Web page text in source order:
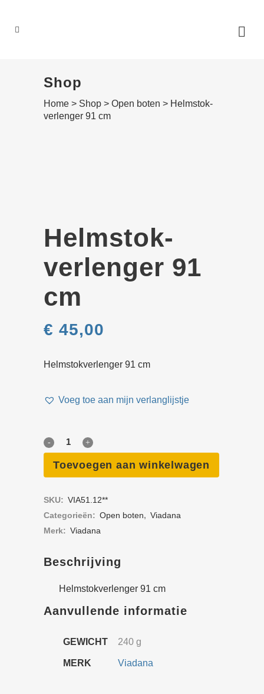
Shop
Home > Shop > Open boten > Helmstok­
verlenger 91 cm
Helmstok­
verlenger 91
cm
€ 45,00
Helmstokverlenger 91 cm
Voeg toe aan mijn verlanglijstje
Helmstok­
verlenger
quantity
Toevoegen aan winkelwagen
SKU: VIA51.12**
Categorieën: Open boten, Viadana
Merk: Viadana
Beschrijving
Helmstokverlenger 91 cm
Aanvullende informatie
GEWICHT 240 g
MERK Viadana